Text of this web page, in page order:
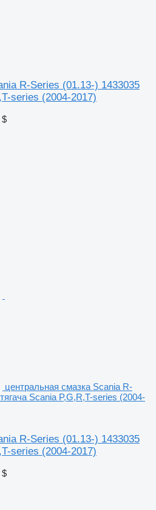
R-Series (01.13-) 1433035
series (2004-2017)
$
центральная смазка Scania R-
Scania P,G,R,T-series (2004-
R-Series (01.13-) 1433035
series (2004-2017)
$